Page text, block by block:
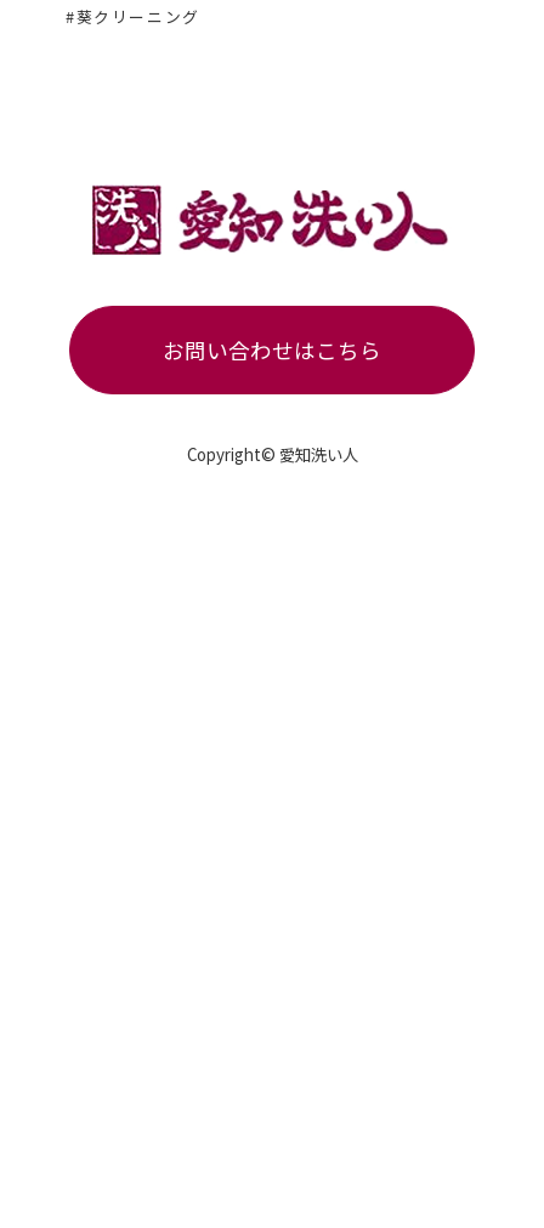
#葵クリーニング
お問い合わせはこちら
Copyright© 愛知洗い人